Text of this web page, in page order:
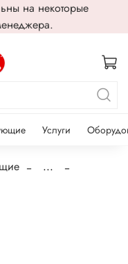
на некоторые
Услуги
...